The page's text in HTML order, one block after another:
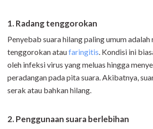
1. Radang tenggorokan
Penyebab suara hilang paling umum adalah
tenggorokan ataufaringitis. Kondisi ini
oleh infeksi virus yang meluas hingga
peradangan pada pita suara. Akibatnya,
serak atau bahkan hilang.
2. Penggunaan suara berlebihan